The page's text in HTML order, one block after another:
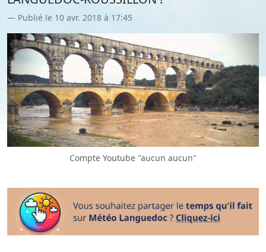
Publié le 10 avr. 2018 à 17:45
Compte Youtube "aucun aucun"